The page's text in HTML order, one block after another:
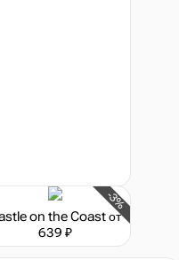
-3%
on the Coastот
639 ₽